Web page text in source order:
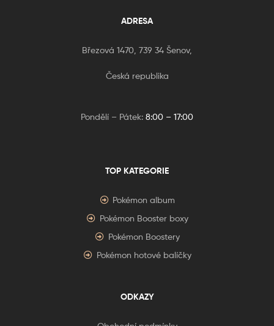
ADRESA
Březová 1470, 739 34 Šenov,
Česká republika
Pondělí – Pátek: 8:00 – 17:00
TOP KATEGORIE
Pokémon album
Pokémon Booster boxy
Pokémon Boostery
Pokémon hotové balíčky
ODKAZY